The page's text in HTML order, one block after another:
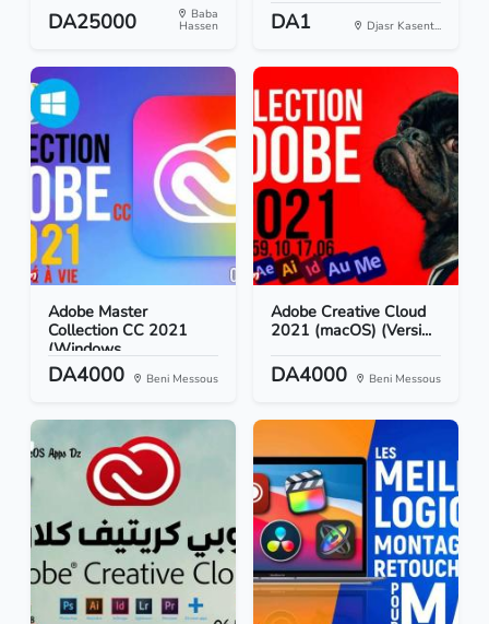
DA25000 Baba
Hassen DA1 Djasr Kasent...
Adobe Master
Collection CC 2021
(Windows...
DA4000 Beni Messous
Adobe Creative Cloud
2021 (macOS) (Versi...
DA4000 Beni Messous